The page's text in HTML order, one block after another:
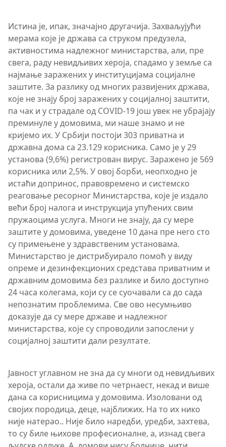
Истина је, ипак, значајно другачија. Захваљујући
мерама које је држава са струком предузела,
активностима надлежног министарства, али, пре
свега, раду невидљивих хероја, спадамо у земље са
најмање заражених у институцијама социјалне
заштите. За разлику од многих развијених држава,
које не знају број заражених у социјалној заштити,
па чак и у страдале од COVID-19 још увек не убрајају
преминуле у домовима, ми наше знамо и не
кријемо их. У Србији постоји 303 приватна и
државна дома са 23.129 корисника. Само је у 29
установа (9,6%) регистрован вирус. Заражено је 569
корисника или 2,5%. У овој борби, неопходно је
истаћи допринос, правовремено и системско
реаговање ресорног Министарства, које је издало
већи број налога и инструкција упућених свим
пружаоцима услуга. Многи не знају, да су мере
заштите у домовима, уведене 10 дана пре него сто
су примењене у здравственим установама.
Министарство је дистрибуирало помоћ у виду
опреме и дезинфекционих средстава приватним и
државним домовима без разлике и било доступно
24 часа колегама, који су се суочавали са до сада
непознатим проблемима. Све ово несумњиво
доказује да су мере државе и надлежног
министарства, које су спроводили запослени у
социјалној заштити дали резултате.
Јавност углавном не зна да су многи од невидљивих
хероја, остали да живе по четрнаест, некад и више
дана са корисницима у домовима. Изоловани од
својих породица, деце, најближих. На то их нико
није натерао.. Није било наредби, уредби, захтева,
то су биле њихове професионалне, а, изнад свега